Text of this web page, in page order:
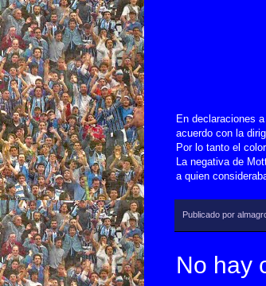
En declaraciones
acuerdo con la
Por lo tanto el
La negativa de
a quien
Publicado por
No hay